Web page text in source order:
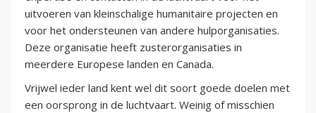
uitvoeren van kleinschalige humanitaire projecten en
voor het ondersteunen van andere hulporganisaties.
Deze organisatie heeft zusterorganisaties in
meerdere Europese landen en Canada.
Vrijwel ieder land kent wel dit soort goede doelen met
een oorsprong in de luchtvaart. Weinig of misschien